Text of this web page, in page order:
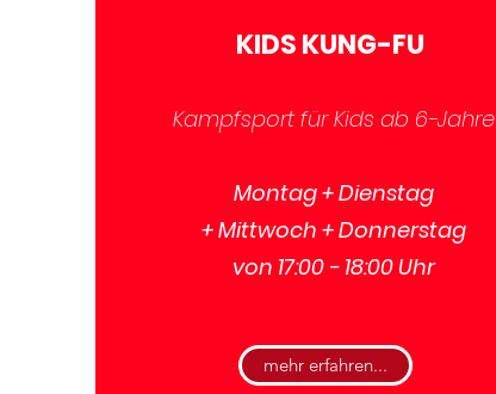
KIDS KUNG-FU
Kampfsport für Kids ab 6-Jahre
Montag + Dienstag
+ Mittwoch + Donnerstag
von 17:00 - 18:00 Uhr
mehr erfahren...